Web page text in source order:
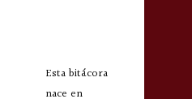
Esta bitácora
nace en